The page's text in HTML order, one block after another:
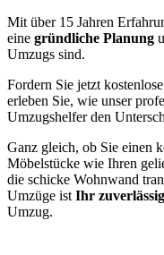
Mit über 15 Jahren
eine gründliche Planung
Umzugs sind.
Fordern Sie jetzt
erleben Sie, wie unser
Umzugshelfer den
Ganz gleich, ob Sie einen
Möbelstücke wie Ihren
die schicke Wohnwand
Umzüge ist Ihr
Umzug.